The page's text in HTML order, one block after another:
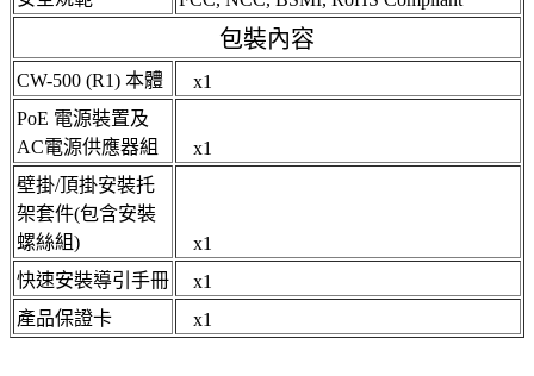
包裝內容
CW-500 (R1) 本體
x1
PoE 電源裝置及
AC電源供應器組
x1
壁掛/頂掛安裝托
架套件(包含安裝
螺絲組)
x1
快速安裝導引手冊
x1
產品保證卡
x1